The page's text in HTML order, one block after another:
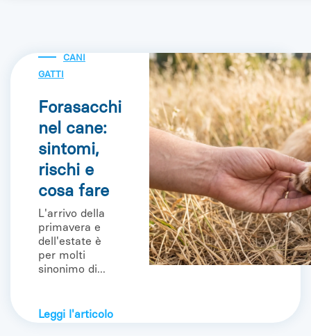
CANI
GATTI
Forasacchi
nel cane:
sintomi,
rischi e
cosa fare
L'arrivo della
primavera e
dell'estate è
per molti
sinonimo di...
Leggi l'articolo